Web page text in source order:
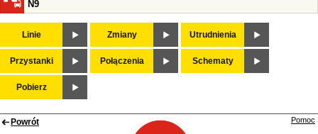
N9
Linie Zmiany Utrudnienia
Przystanki Połączenia Schematy
Pobierz
Powrót Pomoc